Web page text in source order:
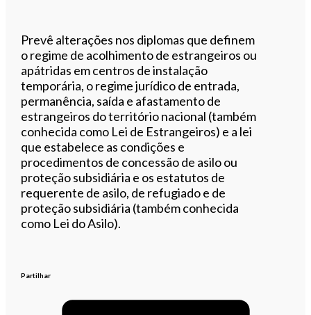
Prevê alterações nos diplomas que definem
o regime de acolhimento de estrangeiros ou
apátridas em centros de instalação
temporária, o regime jurídico de entrada,
permanência, saída e afastamento de
estrangeiros do território nacional (também
conhecida como Lei de Estrangeiros) e a lei
que estabelece as condições e
procedimentos de concessão de asilo ou
proteção subsidiária e os estatutos de
requerente de asilo, de refugiado e de
proteção subsidiária (também conhecida
como Lei do Asilo).
Partilhar